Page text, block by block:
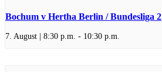
Bochum v Hertha Berlin / Bundesliga 2
7. August | 8:30 p.m. - 10:30 p.m.